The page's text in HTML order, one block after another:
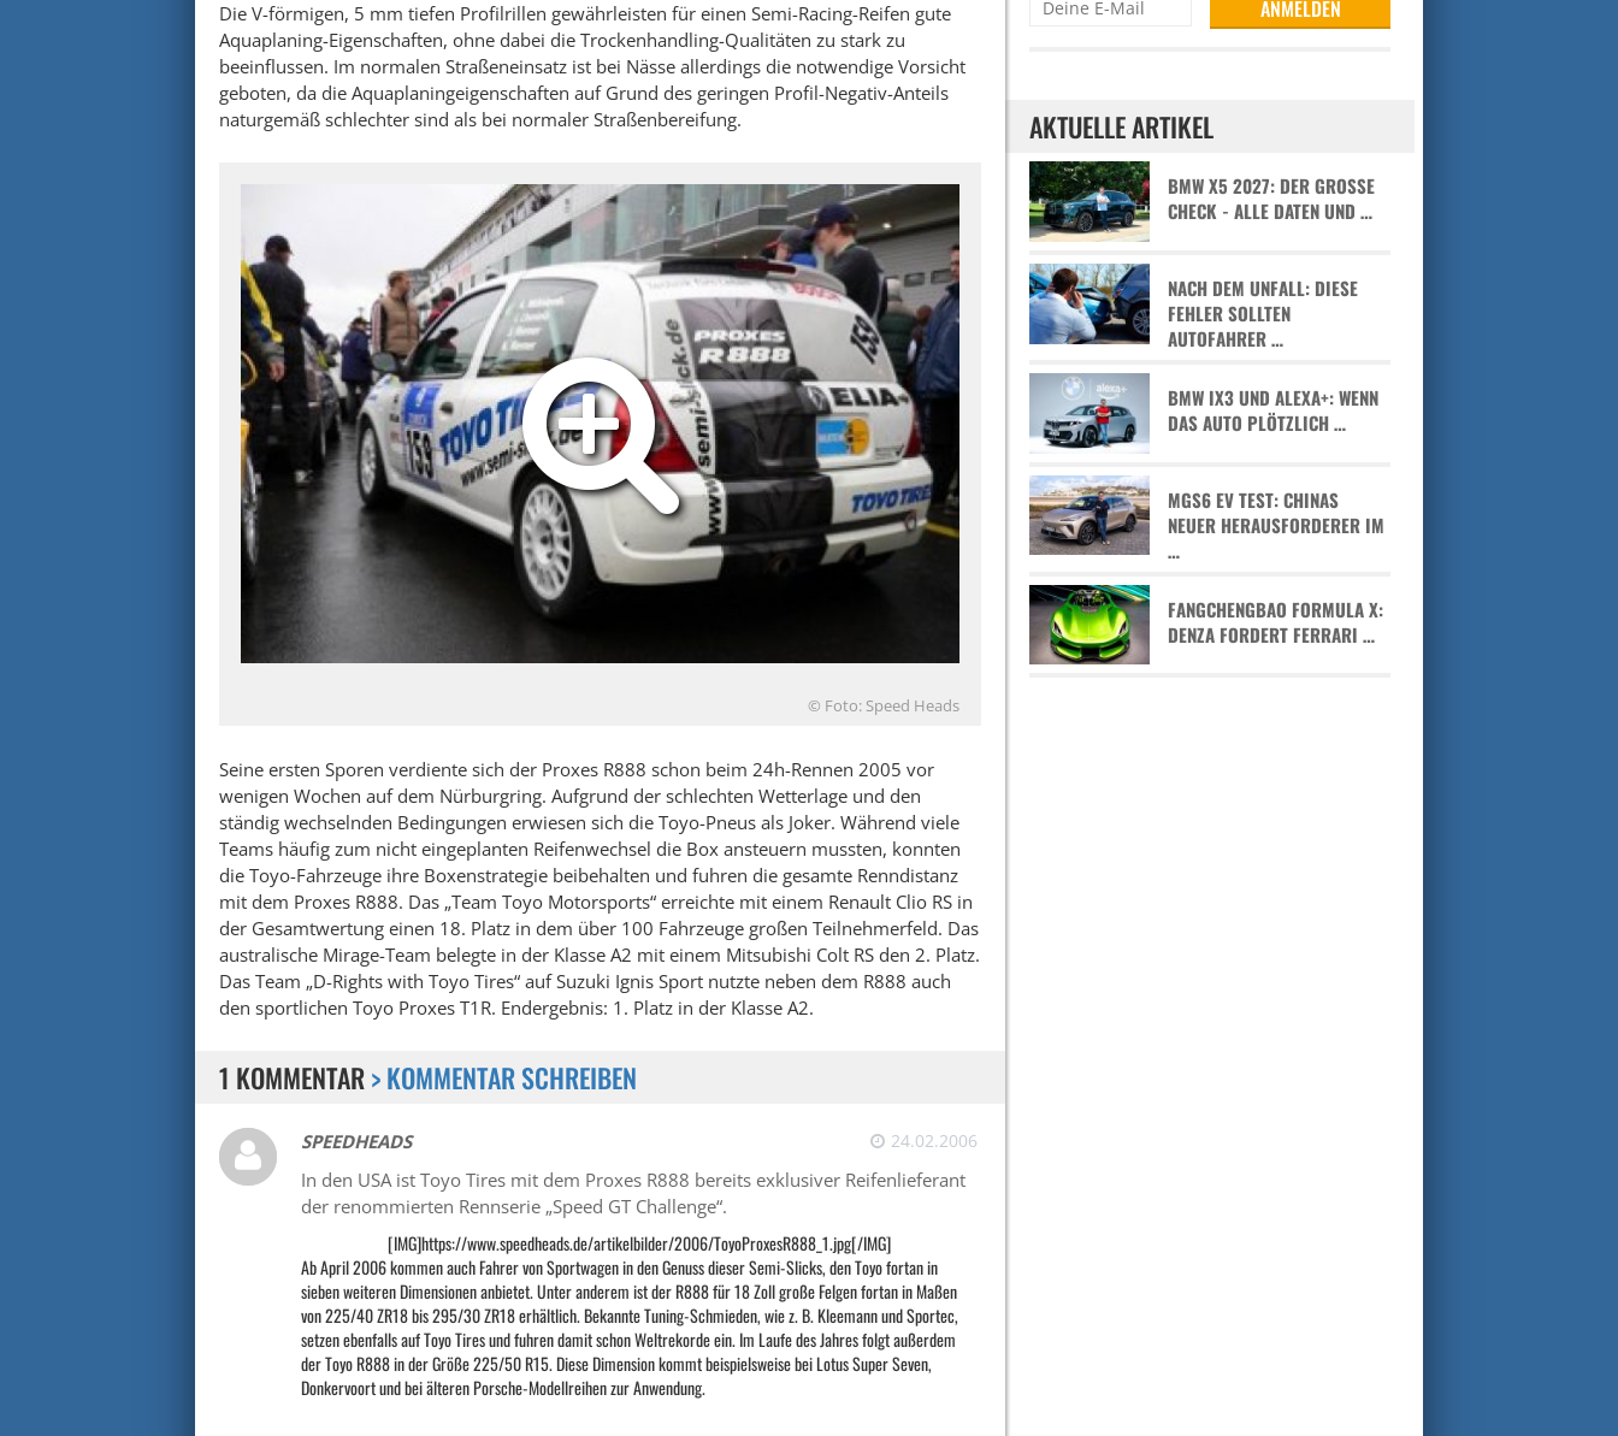
Die V-förmigen, 5 mm tiefen Profilrillen gewährleisten für einen Semi-Racing-Reifen gute
Aquaplaning-Eigenschaften, ohne dabei die Trockenhandling-Qualitäten zu stark zu
beeinflussen. Im normalen Straßeneinsatz ist bei Nässe allerdings die notwendige Vorsicht
geboten, da die Aquaplaningeigenschaften auf Grund des geringen Profil-Negativ-Anteils
naturgemäß schlechter sind als bei normaler Straßenbereifung.
© Foto: Speed Heads
Seine ersten Sporen verdiente sich der Proxes R888 schon beim 24h-Rennen 2005 vor
wenigen Wochen auf dem Nürburgring. Aufgrund der schlechten Wetterlage und den
ständig wechselnden Bedingungen erwiesen sich die Toyo-Pneus als Joker. Während viele
Teams häufig zum nicht eingeplanten Reifenwechsel die Box ansteuern mussten, konnten
die Toyo-Fahrzeuge ihre Boxenstrategie beibehalten und fuhren die gesamte Renndistanz
mit dem Proxes R888. Das „Team Toyo Motorsports“ erreichte mit einem Renault Clio RS in
der Gesamtwertung einen 18. Platz in dem über 100 Fahrzeuge großen Teilnehmerfeld. Das
australische Mirage-Team belegte in der Klasse A2 mit einem Mitsubishi Colt RS den 2. Platz.
Das Team „D-Rights with Toyo Tires“ auf Suzuki Ignis Sport nutzte neben dem R888 auch
den sportlichen Toyo Proxes T1R. Endergebnis: 1. Platz in der Klasse A2.
1 KOMMENTAR> KOMMENTAR SCHREIBEN
SPEEDHEADS 24.02.2006
In den USA ist Toyo Tires mit dem Proxes R888 bereits exklusiver Reifenlieferant
der renommierten Rennserie „Speed GT Challenge“.
[IMG]https://www.speedheads.de/artikelbilder/2006/ToyoProxesR888_1.jpg[/IMG]
Ab April 2006 kommen auch Fahrer von Sportwagen in den Genuss dieser Semi-Slicks, den Toyo fortan in
sieben weiteren Dimensionen anbietet. Unter anderem ist der R888 für 18 Zoll große Felgen fortan in Maßen
von 225/40 ZR18 bis 295/30 ZR18 erhältlich. Bekannte Tuning-Schmieden, wie z. B. Kleemann und Sportec,
setzen ebenfalls auf Toyo Tires und fuhren damit schon Weltrekorde ein. Im Laufe des Jahres folgt außerdem
der Toyo R888 in der Größe 225/50 R15. Diese Dimension kommt beispielsweise bei Lotus Super Seven,
Donkervoort und bei älteren Porsche-Modellreihen zur Anwendung.
AKTUELLE ARTIKEL
BMW X5 2027: DER GROSSE C
HECK - ALLE DATEN UND …
NACH DEM UNFALL: DIESE
FEHLER SOLLTEN
AUTOFAHRER …
BMW IX3 UND ALEXA+: WENN
DAS AUTO PLÖTZLICH …
MGS6 EV TEST: CHINAS
NEUER HERAUSFORDERER IM
…
FANGCHENGBAO FORMULA X:
DENZA FORDERT FERRARI …